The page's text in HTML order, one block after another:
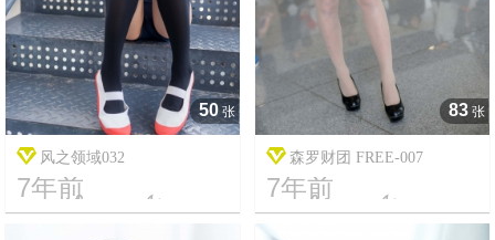
50 张
风之领域032
7年前
13 2175
83 张
森罗财团 FREE-007
7年前
15 16148